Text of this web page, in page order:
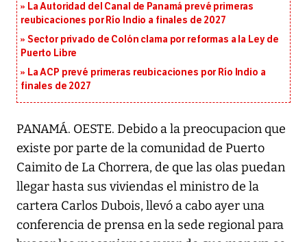
La Autoridad del Canal de Panamá prevé primeras
reubicaciones por Río Indio a finales de 2027
Sector privado de Colón clama por reformas a la Ley de
Puerto Libre
La ACP prevé primeras reubicaciones por Río Indio a
finales de 2027
PANAMÁ. OESTE. Debido a la preocupacion que
existe por parte de la comunidad de Puerto
Caimito de La Chorrera, de que las olas puedan
llegar hasta sus viviendas el ministro de la
cartera Carlos Dubois, llevó a cabo ayer una
conferencia de prensa en la sede regional para